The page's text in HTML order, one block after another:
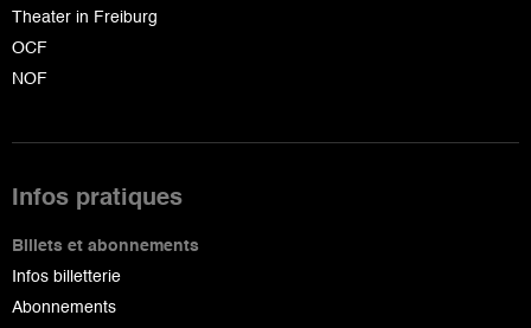
Theater in Freiburg
OCF
NOF
Infos pratiques
Billets et abonnements
Infos billetterie
Abonnements